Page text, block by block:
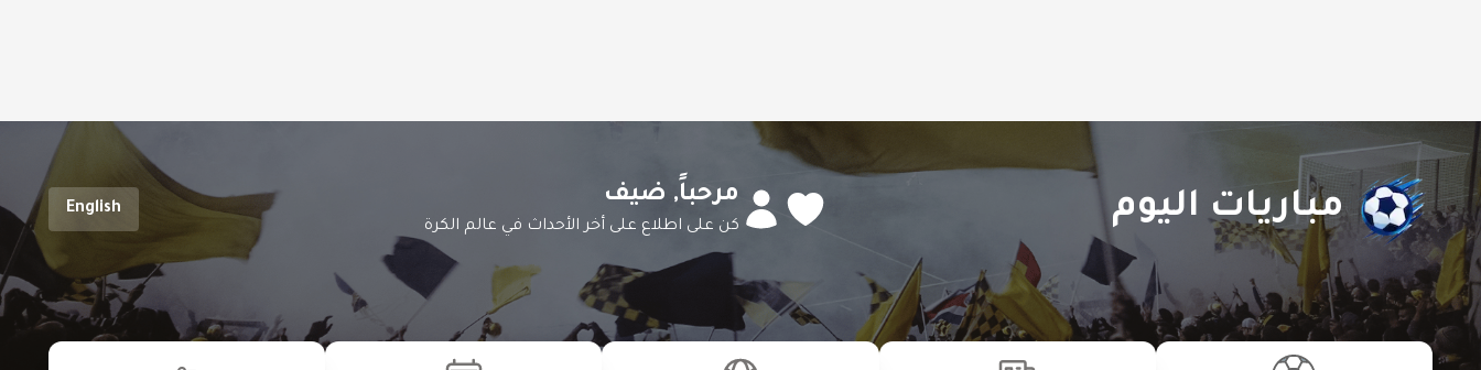
مباريات اليوم مرحباً, ضيف
كن على اطلاع على أخر الأحداث في عالم الكرة
English